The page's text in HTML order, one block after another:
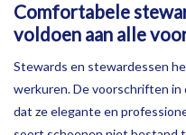
SCHOENEN PASSEN &
OPHALEN
Comfortabele
voldoen aan alle
Stewards en stewardessen
werkuren. De voorschriften in
dat ze elegante en